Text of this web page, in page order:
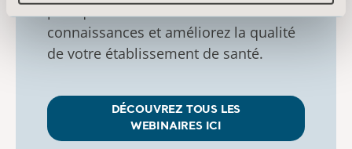
pratiques. Vous affinez vos
connaissances et améliorez la qualité
de votre établissement de santé.
DÉCOUVREZ TOUS LES
WEBINAIRES ICI